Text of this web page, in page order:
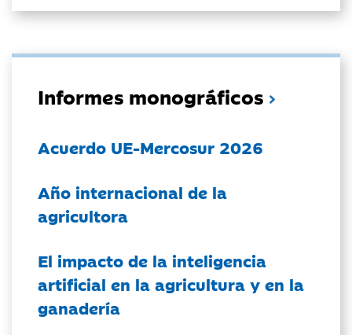
Informes monográficos
Acuerdo UE-Mercosur 2026
Año internacional de la
agricultora
El impacto de la inteligencia
artificial en la agricultura y en la
ganadería